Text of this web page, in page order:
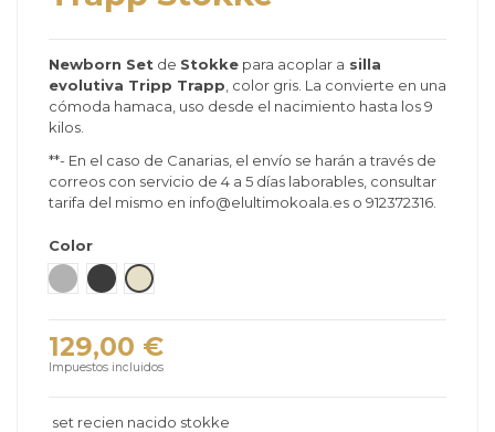
Newborn Set de Stokke para acoplar a silla
evolutiva Tripp Trapp, color gris. La convierte en una
cómoda hamaca, uso desde el nacimiento hasta los 9
kilos.
**- En el caso de Canarias, el envío se harán a través de
correos con servicio de 4 a 5 días laborables, consultar
tarifa del mismo en info@elultimokoala.es o 912372316.
Color
Gris
AntracitaVainilla
129,00 €
Impuestos incluidos
set recien nacido stokke